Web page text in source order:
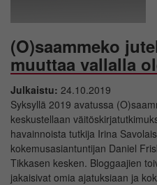
(O)saammeko
muuttaa vallalla
Julkaistu: 24.10.2019
Syksyllä 2019 avatussa
keskustellaan
havainnoista tutkija Irina
kokemusasiantuntijan Daniel
Tikkasen kesken. Bloggaajien
jakaisivat omia ajatuksiaan ja